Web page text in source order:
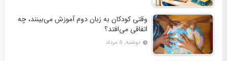
وقتی کودکان به زبان دوم آموزش می‌بینند، چه
اتفاقی می‌افتد؟
دوشنبه, ۵ مرداد